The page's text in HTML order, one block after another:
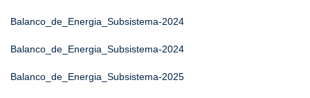
Balanco_de_Energia_Subsistema-2024
Balanco_de_Energia_Subsistema-2024
Balanco_de_Energia_Subsistema-2025